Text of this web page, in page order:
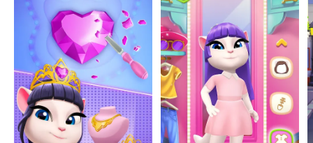
питомцами
Часто задаваемые вопросы
Интересные и похожие статьи